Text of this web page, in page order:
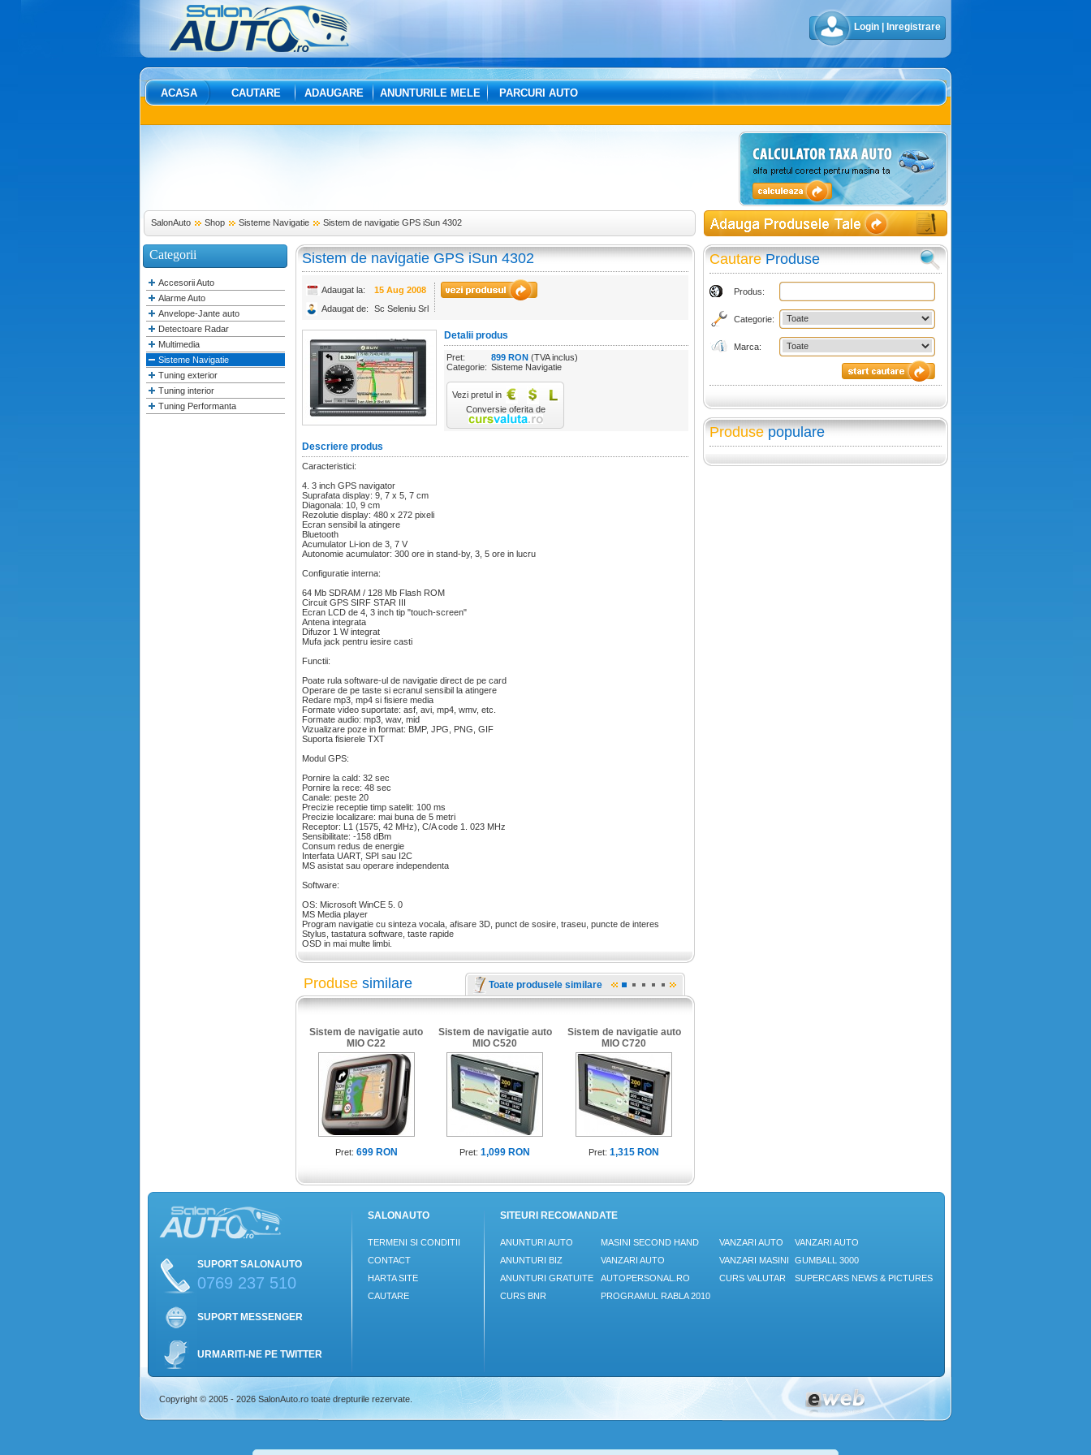
Login Inregistrare
ACASA CAUTARE ADAUGARE ANUNTURILE MELE PARCURI AUTO
SalonAuto Shop Sisteme Navigatie Sistem de navigatie GPS iSun 4302
Categorii
Accesorii Auto
Alarme Auto
Anvelope-Jante auto
Detectoare Radar
Multimedia
Sisteme Navigatie
Tuning exterior
Tuning interior
Tuning Performanta
Sistem de navigatie GPS iSun 4302
Adaugat la:
15 Aug 2008
Adaugat de:
Sc Seleniu Srl
Detalii produs
Pret: 899 RON (TVA inclus)
Categorie: Sisteme Navigatie
Vezi pretul in
Conversie oferita de
Descriere produs
Caracteristici:
4. 3 inch GPS navigator
Suprafata display: 9, 7 x 5, 7 cm
Diagonala: 10, 9 cm
Rezolutie display: 480 x 272 pixeli
Ecran sensibil la atingere
Bluetooth
Acumulator Li-ion de 3, 7 V
Autonomie acumulator: 300 ore in stand-by, 3, 5 ore in lucru
Configuratie interna:
64 Mb SDRAM / 128 Mb Flash ROM
Circuit GPS SIRF STAR III
Ecran LCD de 4, 3 inch tip "touch-screen"
Antena integrata
Difuzor 1 W integrat
Mufa jack pentru iesire casti
Functii:
Poate rula software-ul de navigatie direct de pe card
Operare de pe taste si ecranul sensibil la atingere
Redare mp3, mp4 si fisiere media
Formate video suportate: asf, avi, mp4, wmv, etc.
Formate audio: mp3, wav, mid
Vizualizare poze in format: BMP, JPG, PNG, GIF
Suporta fisierele TXT
Modul GPS:
Pornire la cald: 32 sec
Pornire la rece: 48 sec
Canale: peste 20
Precizie receptie timp satelit: 100 ms
Precizie localizare: mai buna de 5 metri
Receptor: L1 (1575, 42 MHz), C/A code 1. 023 MHz
Sensibilitate: -158 dBm
Consum redus de energie
Interfata UART, SPI sau I2C
MS asistat sau operare independenta
Software:
OS: Microsoft WinCE 5. 0
MS Media player
Program navigatie cu sinteza vocala, afisare 3D, punct de sosire, traseu, puncte de interes
Stylus, tastatura software, taste rapide
OSD in mai multe limbi.
Produse similare Toate produsele similare
Sistem de navigatie auto
MIO C22
Pret: 699 RON
Sistem de navigatie auto
MIO C520
Pret: 1,099 RON
Sistem de navigatie auto
MIO C720
Pret: 1,315 RON
CautareProduse
Produs:
Categorie:
Marca:
Produsepopulare
SUPORT SALONAUTO
0769 237 510
SUPORT MESSENGER
URMARITI-NE PE TWITTER
SALONAUTO
TERMENI SI CONDITII
CONTACT
HARTA SITE
CAUTARE
SITEURI RECOMANDATE
ANUNTURI AUTO
ANUNTURI BIZ
ANUNTURI GRATUITE
CURS BNR
MASINI SECOND HAND
VANZARI AUTO
AUTOPERSONAL.RO
PROGRAMUL RABLA 2010
VANZARI AUTO
VANZARI MASINI
CURS VALUTAR
VANZARI AUTO
GUMBALL 3000
SUPERCARS NEWS & PICTURES
Copyright © 2005 - 2026 SalonAuto.ro toate drepturile rezervate.